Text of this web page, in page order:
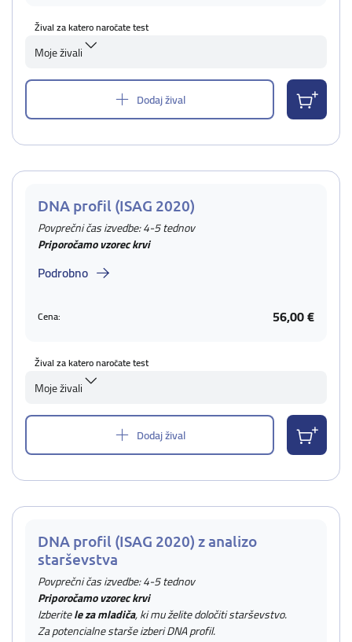
Žival za katero naročate test
Moje živali
Dodaj žival
DNA profil (ISAG 2020)
Povprečni čas izvedbe: 4-5 tednov
Priporočamo vzorec krvi
Podrobno
Cena: 56,00 €
Žival za katero naročate test
Moje živali
Dodaj žival
DNA profil (ISAG 2020) z analizo
starševstva
Povprečni čas izvedbe: 4-5 tednov
Priporočamo vzorec krvi
Izberitele za mladiča, ki mu želite določiti starševstvo.
Za potencialne starše izberi DNA profil.